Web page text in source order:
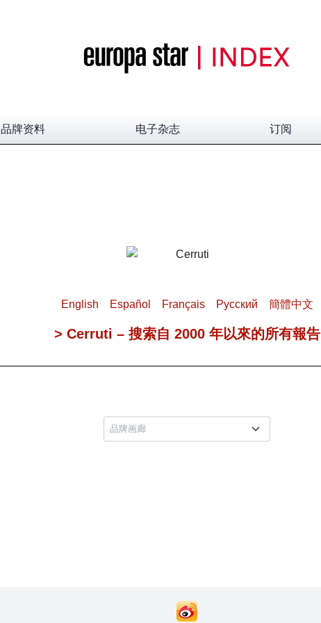
品牌资料 电子杂志 订阅
English Español Français Pусский 簡體中文
> Cerruti – 搜索自 2000 年以來的所有報告